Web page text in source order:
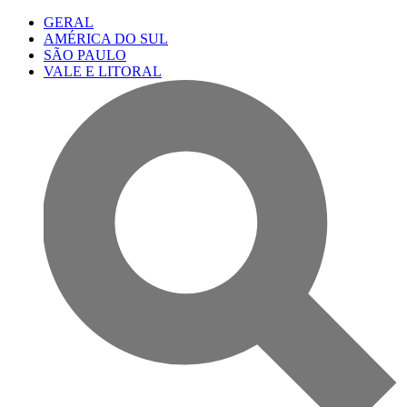
GERAL
AMÉRICA DO SUL
SÃO PAULO
VALE E LITORAL